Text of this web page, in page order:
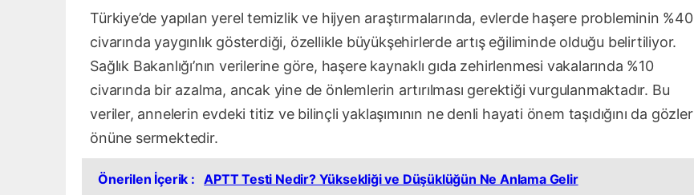
Türkiye’de yapılan yerel temizlik ve hijyen araştırmalarında, evlerde haşere probleminin %40
civarında yaygınlık gösterdiği, özellikle büyükşehirlerde artış eğiliminde olduğu belirtiliyor.
Sağlık Bakanlığı’nın verilerine göre, haşere kaynaklı gıda zehirlenmesi vakalarında %10
civarında bir azalma, ancak yine de önlemlerin artırılması gerektiği vurgulanmaktadır. Bu
veriler, annelerin evdeki titiz ve bilinçli yaklaşımının ne denli hayati önem taşıdığını da gözler
önüne sermektedir.
Önerilen İçerik : APTT Testi Nedir? Yüksekliği ve Düşüklüğün Ne Anlama Gelir